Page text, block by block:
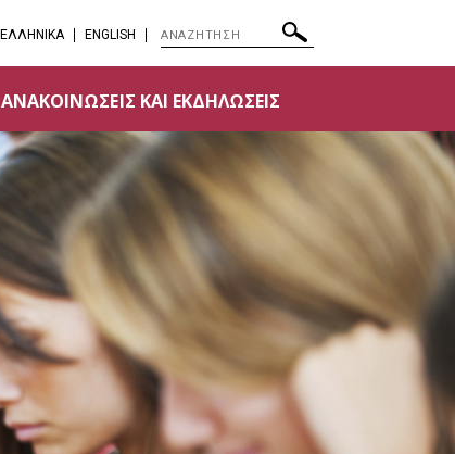
EΛΛΗΝΙΚΑ ENGLISH
ΑΝΑΚΟΙΝΩΣΕΙΣ ΚΑΙ ΕΚΔΗΛΩΣΕΙΣ